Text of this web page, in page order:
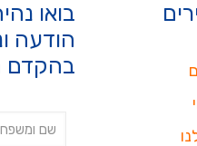
בואו
הודעה
בהקדם